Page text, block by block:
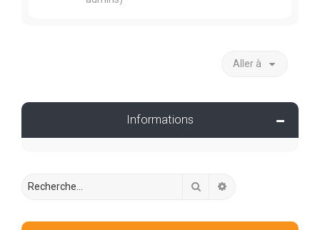
Aller à
Informations
Rechercher